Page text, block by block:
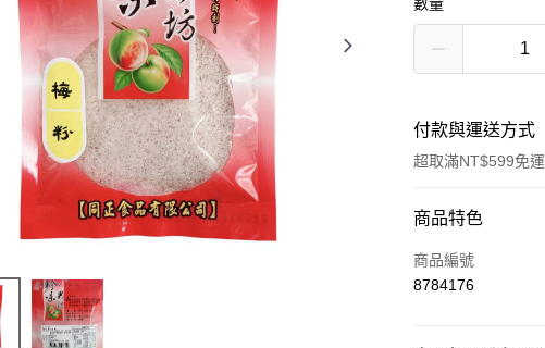
付款與運送方式
超取滿NT$599免運
付款方式
信用卡一次付款
商品特色
商品編號
8784176